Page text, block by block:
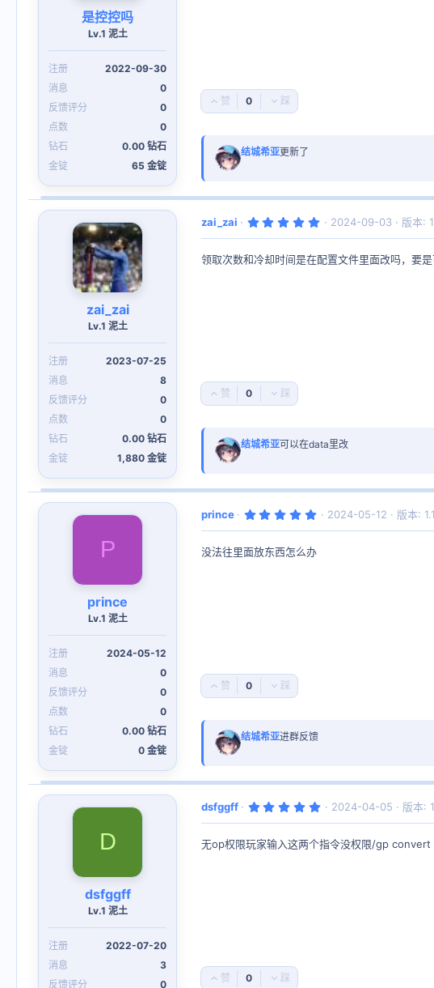
是控控吗
Lv.1 泥土
2022-09-30
0
0
0
钻石
0.00 钻石
金锭
65 金锭
好
评
0
否
决
结城希亚更新了
zai_zai
Lv.1 泥土
2023-07-25
8
0
0
钻石
0.00 钻石
金锭
1,880 金锭
zai_zai
5
0
0
星
2024-09-03 版本:
领取次数和冷却时间是在配置文件里面改吗，要
好
评
0
否
决
结城希亚可以在data里改
P
prince
Lv.1 泥土
2024-05-12
0
0
0
钻石
0.00 钻石
金锭
0 金锭
prince
5
0
星
2024-05-12 版本:
没法往里面放东西怎么办
好
评
0
否
决
结城希亚进群反馈
D
dsfggff
Lv.1 泥土
2022-07-20
3
0
dsfggff
5
0
0
星
2024-04-05 版本:
无op权限玩家输入这两个指令没权限/gp
好
0
否